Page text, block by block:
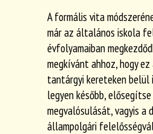
A formális vita
már az általános iskola
évfolyamaiban
megkívánt ahhoz, hogy
tantárgyi kereteken belül
legyen később,
megvalósulását, vagyis a
állampolgári